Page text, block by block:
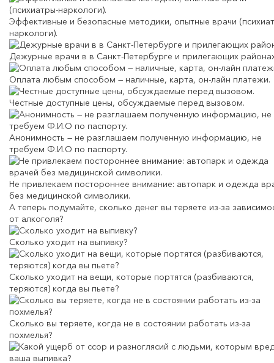
Эффективные и безопасные методики, опытные врачи
наркологи).
Дежурные врачи в в Санкт-Петербурге и прилегающих
Оплата любым способом — наличные, карта, он-лайн платежи.
Честные доступные цены, обсуждаемые перед вызовом.
Анонимность — не разглашаем полученную информацию, не
требуем Ф.И.О по паспорту.
Не привлекаем постороннее внимание: автопарк и одежда
без медицинской символики.
А теперь подумайте, сколько денег вы теряете из-за
от алкоголя?
Сколько уходит на выпивку?
Сколько уходит на вещи, которые портятся (разбиваются,
теряются) когда вы пьете?
Сколько вы теряете, когда не в состоянии работать из-за
похмелья?